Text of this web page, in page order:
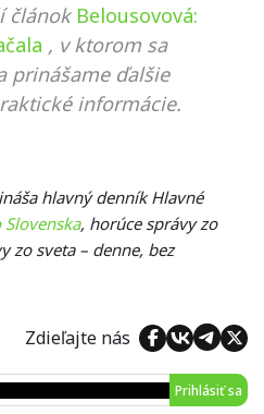
článok Belousovová:
, v ktorom sa
prinášame ďalšie
informácie.
hlavný denník Hlavné
, horúce správy zo
zo sveta – denne, bez
Zdieľajte nás
Prihlásiť sa